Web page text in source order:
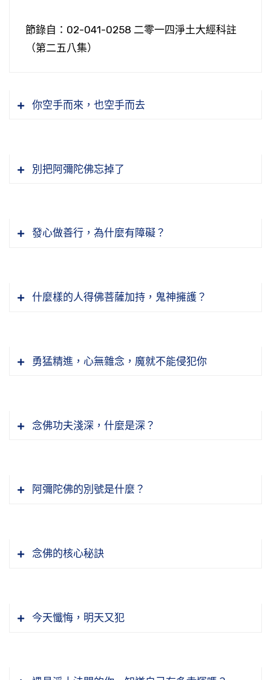
節錄自：02-041-0258 二零一四淨土大經科註
（第二五八集）
你空手而來，也空手而去
法？佛為我們說出來了，一門深入、長時薰修，
不間斷，聽法、修法不間斷，佛用這個方法來達
別把阿彌陀佛忘掉了
發心做善行，為什麼有障礙？
什麼樣的人得佛菩薩加持，鬼神擁護？
勇猛精進，心無雜念，魔就不能侵犯你
念佛功夫淺深，什麼是深？
阿彌陀佛的別號是什麼？
念佛的核心秘訣
今天懺悔，明天又犯